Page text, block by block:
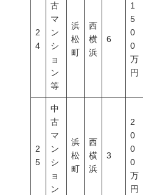
2
4
古
マ
ン
シ
ョ
ン
等
浜
松
町
西
横
浜
6
1
5
0
0
万
円
2
5
中
古
マ
ン
シ
ョ
ン
浜
松
町
西
横
浜
3
2
0
0
0
万
円